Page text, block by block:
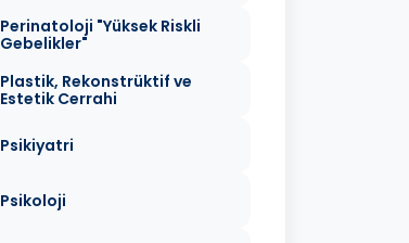
Perinatoloji "Yüksek Riskli
Gebelikler"
Plastik, Rekonstrüktif ve
Estetik Cerrahi
Psikiyatri
Psikoloji